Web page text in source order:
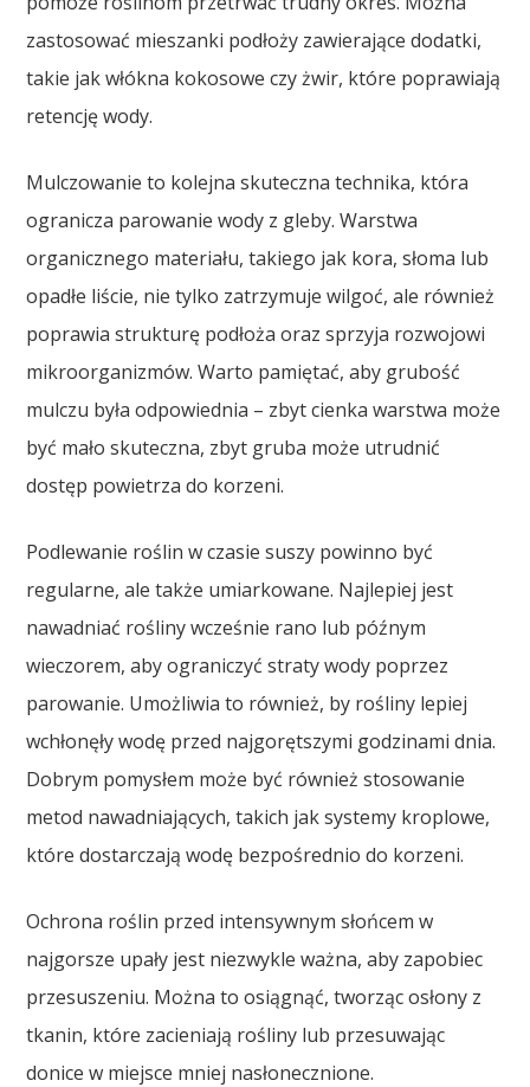
zastosować mieszanki podłoży zawierające dodatki,
takie jak włókna kokosowe czy żwir, które poprawiają
retencję wody.
Mulczowanie to kolejna skuteczna technika, która
ogranicza parowanie wody z gleby. Warstwa
organicznego materiału, takiego jak kora, słoma lub
opadłe liście, nie tylko zatrzymuje wilgoć, ale również
poprawia strukturę podłoża oraz sprzyja rozwojowi
mikroorganizmów. Warto pamiętać, aby grubość
mulczu była odpowiednia – zbyt cienka warstwa może
być mało skuteczna, zbyt gruba może utrudnić
dostęp powietrza do korzeni.
Podlewanie roślin w czasie suszy powinno być
regularne, ale także umiarkowane. Najlepiej jest
nawadniać rośliny wcześnie rano lub późnym
wieczorem, aby ograniczyć straty wody poprzez
parowanie. Umożliwia to również, by rośliny lepiej
wchłonęły wodę przed najgorętszymi godzinami dnia.
Dobrym pomysłem może być również stosowanie
metod nawadniających, takich jak systemy kroplowe,
które dostarczają wodę bezpośrednio do korzeni.
Ochrona roślin przed intensywnym słońcem w
najgorsze upały jest niezwykle ważna, aby zapobiec
przesuszeniu. Można to osiągnąć, tworząc osłony z
tkanin, które zacieniają rośliny lub przesuwając
donice w miejsce mniej nasłonecznione.